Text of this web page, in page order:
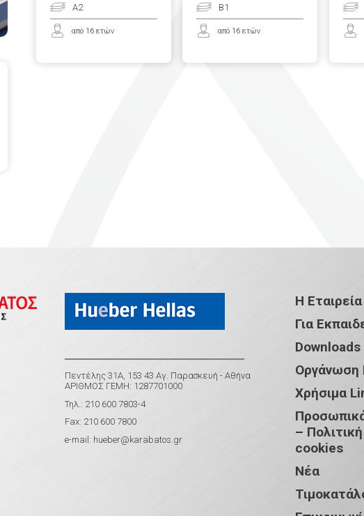
A2
από 16 ετών
B1
από 16 ετών
Πεντέλης 31Α, 153 43 Αγ. Παρασκευή - Αθήνα
ΑΡΙΘΜΟΣ ΓΕΜΗ: 1287701000
Τηλ.: 210 600 7803-4
Fax: 210 600 7800
e-mail: hueber@karabatos.gr
Η Εταιρεία
Για
Downloads
Οργάνωση
Χρήσιμα
–
cookies
Νέα